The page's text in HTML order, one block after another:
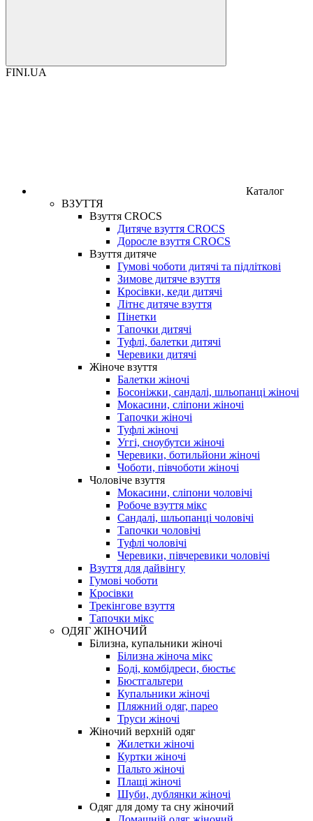
FINI.UA
Каталог
ВЗУТТЯ
Взуття CROCS
Дитяче взуття CROCS
Доросле взуття CROCS
Взуття дитяче
Гумові чоботи дитячі та підліткові
Зимове дитяче взуття
Кросівки, кеди дитячі
Літнє дитяче взуття
Пінетки
Тапочки дитячі
Туфлі, балетки дитячі
Черевики дитячі
Жіноче взуття
Балетки жіночі
Босоніжки, сандалі, шльопанці жіночі
Мокасини, сліпони жіночі
Тапочки жіночі
Туфлі жіночі
Уггі, сноубутси жіночі
Черевики, ботильйони жіночі
Чоботи, півчоботи жіночі
Чоловіче взуття
Мокасини, сліпони чоловічі
Робоче взуття мікс
Сандалі, шльопанці чоловічі
Тапочки чоловічі
Туфлі чоловічі
Черевики, півчеревики чоловічі
Взуття для дайвінгу
Гумові чоботи
Кросівки
Трекінгове взуття
Тапочки мікс
ОДЯГ ЖІНОЧИЙ
Білизна, купальники жіночі
Білизна жіноча мікс
Боді, комбідреси, бюстьє
Бюстгальтери
Купальники жіночі
Пляжний одяг, парео
Труси жіночі
Жіночий верхній одяг
Жилетки жіночі
Куртки жіночі
Пальто жіночі
Плащі жіночі
Шуби, дублянки жіночі
Одяг для дому та сну жіночий